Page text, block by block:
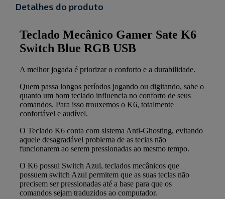
Detalhes do produto